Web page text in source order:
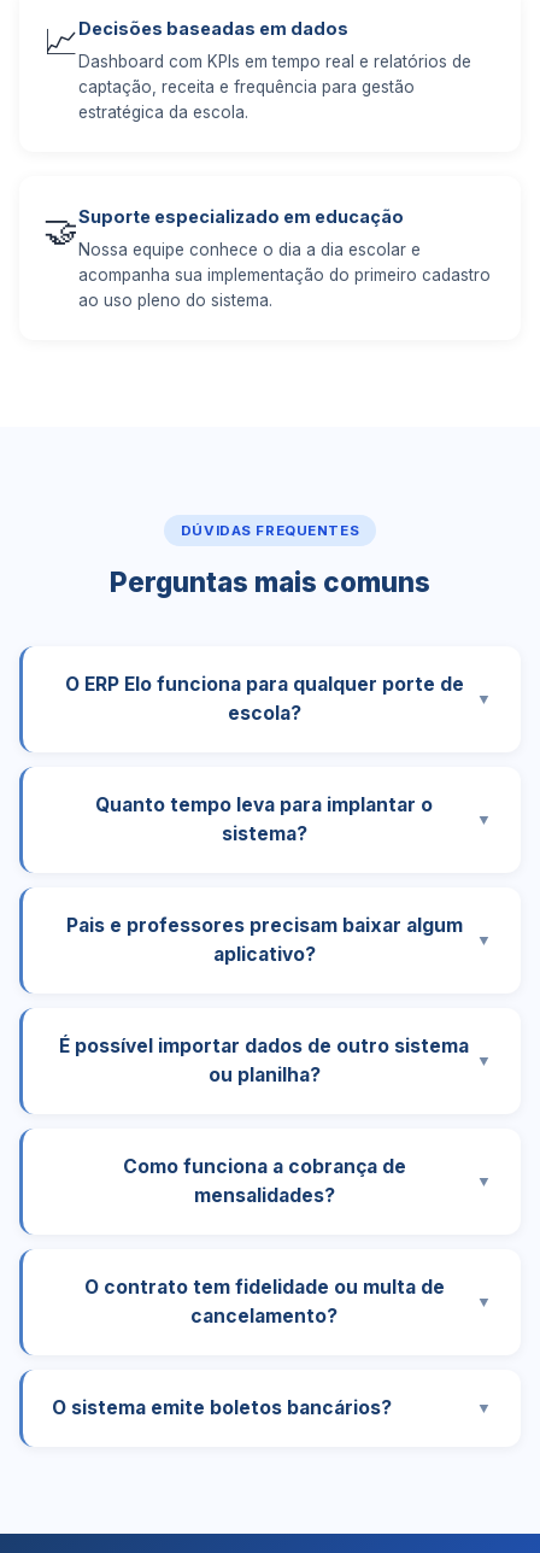
📈Decisões baseadas em dados
Dashboard com KPIs em tempo real e relatórios de
captação, receita e frequência para gestão
estratégica da escola.
🤝Suporte especializado em educação
Nossa equipe conhece o dia a dia escolar e
acompanha sua implementação do primeiro cadastro
ao uso pleno do sistema.
DÚVIDAS FREQUENTES
Perguntas mais comuns
O ERP Elo funciona para qualquer porte de
escola?
▼
Quanto tempo leva para implantar o
sistema?
▼
Pais e professores precisam baixar algum
aplicativo?
▼
É possível importar dados de outro sistema
ou planilha?
▼
Como funciona a cobrança de
mensalidades?
▼
O contrato tem fidelidade ou multa de
cancelamento?
▼
O sistema emite boletos bancários? ▼